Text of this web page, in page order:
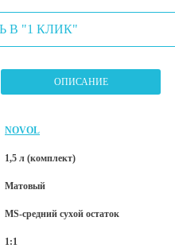
В "1 КЛИК"
ОПИСАНИЕ
NOVOL
1,5 л (комплект)
Матовый
MS-средний сухой остаток
1:1